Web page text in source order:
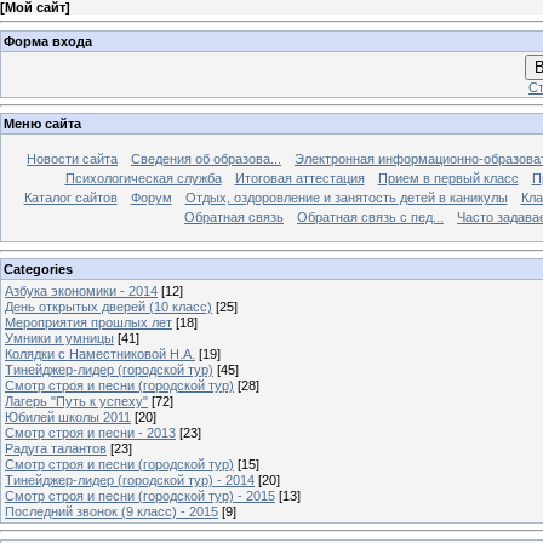
[Мой сайт]
Форма входа
Меню сайта
Новости сайта Сведения об образова...
Электронная информационно-
Психологическая служба
Итоговая аттестация Прием в первый класс
Каталог сайтов
Форум Отдых, оздоровление и занятость детей в каникулы
Обратная связь
Обратная связь с пед... Часто
Categories
Азбука экономики - 2014 [12]
День открытых дверей (10 класс) [25]
Мероприятия прошлых лет [18]
Умники и умницы [41]
Колядки с Наместниковой Н.А. [19]
Тинейджер-лидер (городской тур) [45]
Смотр строя и песни (городской тур) [28]
Лагерь "Путь к успеху" [72]
Юбилей школы 2011 [20]
Смотр строя и песни - 2013 [23]
Радуга талантов [23]
Смотр строя и песни (городской тур) [15]
Тинейджер-лидер (городской тур) - 2014 [20]
Смотр строя и песни (городской тур) - 2015 [13]
Последний звонок (9 класс) - 2015 [9]